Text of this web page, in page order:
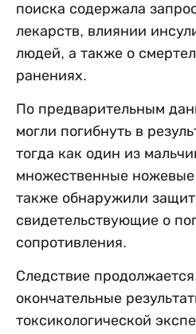
поиска содержала
лекарств, влиянии
людей, а также о
ранениях.
По предварительным
могли погибнуть в
тогда как один из
множественные ножевые
также обнаружили
свидетельствующие о
сопротивления.
Следствие
окончательные
токсикологической